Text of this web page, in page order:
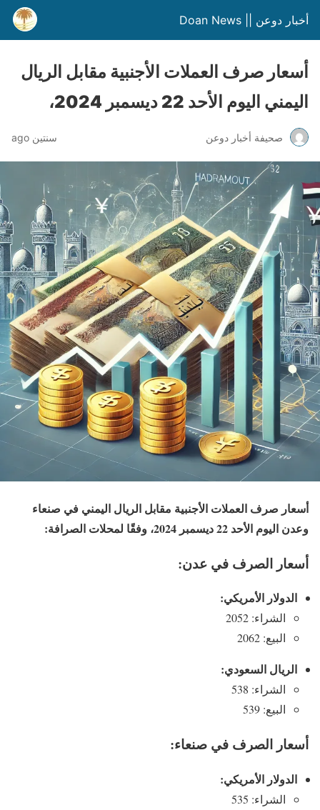
أخبار دوعن || Doan News
أسعار صرف العملات الأجنبية مقابل الريال
اليمني اليوم الأحد 22 ديسمبر 2024،
صحيفة أخبار دوعن سنتين ago
أسعار صرف العملات الأجنبية مقابل الريال اليمني في صنعاء
وعدن اليوم الأحد 22 ديسمبر 2024، وفقًا لمحلات الصرافة:
أسعار الصرف في عدن:
الدولار الأمريكي:
الشراء: 2052
البيع: 2062
الريال السعودي:
الشراء: 538
البيع: 539
أسعار الصرف في صنعاء:
الدولار الأمريكي:
الشراء: 535